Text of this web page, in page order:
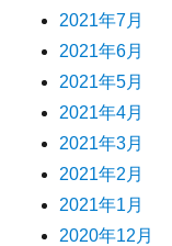
2021年7月
2021年6月
2021年5月
2021年4月
2021年3月
2021年2月
2021年1月
2020年12月